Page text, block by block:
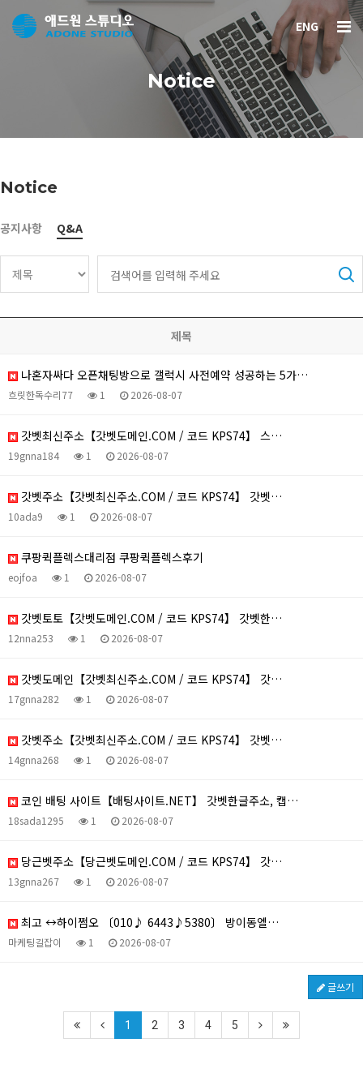
ENG
Notice
Notice
공지사항 Q&A
제목
나혼자싸다 오픈채팅방으로 갤럭시 사전예약 성공하는 5가…
흐릿한독수리77 1 2026-08-07
갓벳최신주소【갓벳도메인.COM / 코드 KPS74】 스…
19gnna184 1 2026-08-07
갓벳주소【갓벳최신주소.COM / 코드 KPS74】 갓벳…
10ada9 1 2026-08-07
쿠팡퀵플렉스대리점 쿠팡퀵플렉스후기
eojfoa 1 2026-08-07
갓벳토토【갓벳도메인.COM / 코드 KPS74】 갓벳한…
12nna253 1 2026-08-07
갓벳도메인【갓벳최신주소.COM / 코드 KPS74】 갓…
17gnna282 1 2026-08-07
갓벳주소【갓벳최신주소.COM / 코드 KPS74】 갓벳…
14gnna268 1 2026-08-07
코인 배팅 사이트【배팅사이트.NET】 갓벳한글주소, 캡…
18sada1295 1 2026-08-07
당근벳주소【당근벳도메인.COM / 코드 KPS74】 갓…
13gnna267 1 2026-08-07
최고 ↔하이쩜오 〔010♪ 6443♪5380〕 방이동엘…
마케팅길잡이 1 2026-08-07
글쓰기
1 2 3 4 5